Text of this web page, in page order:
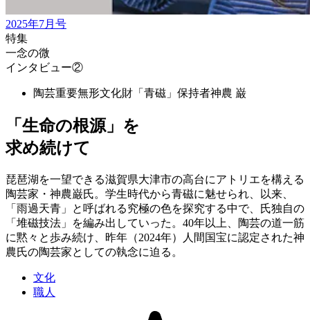
2025年7月号
特集
一念の微
インタビュー②
陶芸重要無形文化財「青磁」保持者神農 巌
「生命の根源」を
求め続けて
琵琶湖を一望できる滋賀県大津市の高台にアトリエを構える
陶芸家・神農巌氏。学生時代から青磁に魅せられ、以来、
「雨過天青」と呼ばれる究極の色を探究する中で、氏独自の
「堆磁技法」を編み出していった。40年以上、陶芸の道一筋
に黙々と歩み続け、昨年（2024年）人間国宝に認定された神
農氏の陶芸家としての執念に迫る。
文化
職人